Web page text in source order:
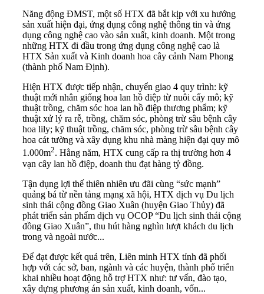
Năng động ĐMST, một số HTX đã bắt kịp với xu hướng
sản xuất hiện đại, ứng dụng công nghệ thông tin và ứng
dụng công nghệ cao vào sản xuất, kinh doanh. Một trong
những HTX đi đầu trong ứng dụng công nghệ cao là
HTX Sản xuất và Kinh doanh hoa cây cảnh Nam Phong
(thành phố Nam Định).
Hiện HTX được tiếp nhận, chuyển giao 4 quy trình: kỹ
thuật mới nhân giống hoa lan hồ điệp từ nuôi cấy mô; kỹ
thuật trồng, chăm sóc hoa lan hồ điệp thương phẩm; kỹ
thuật xử lý ra rễ, trồng, chăm sóc, phòng trừ sâu bệnh cây
hoa lily; kỹ thuật trồng, chăm sóc, phòng trừ sâu bệnh cây
hoa cát tường và xây dụng khu nhà màng hiện đại quy mô
1.000m2. Hằng năm, HTX cung cấp ra thị trường hơn 4
vạn cây lan hồ điệp, doanh thu đạt hàng tỷ đồng.
Tận dụng lợi thế thiên nhiên ưu đãi cùng “sức mạnh”
quảng bá từ nền tảng mạng xã hội, HTX dịch vụ Du lịch
sinh thái cộng đồng Giao Xuân (huyện Giao Thủy) đã
phát triển sản phẩm dịch vụ OCOP “Du lịch sinh thái cộng
đồng Giao Xuân”, thu hút hàng nghìn lượt khách du lịch
trong và ngoài nước...
Để đạt được kết quả trên, Liên minh HTX tỉnh đã phối
hợp với các sở, ban, ngành và các huyện, thành phố triển
khai nhiều hoạt động hỗ trợ HTX như: tư vấn, đào tạo,
xây dựng phương án sản xuất, kinh doanh, vốn...